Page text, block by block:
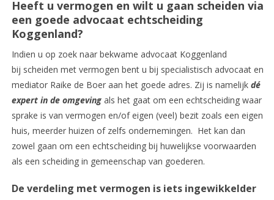
Heeft u vermogen en wilt u gaan scheiden via
een goede advocaat echtscheiding
Koggenland?
Indien u op zoek naar bekwame advocaat Koggenland
bij scheiden met vermogen bent u bij specialistisch advocaat en
mediator Raike de Boer aan het goede adres. Zij is namelijkdé
expert in de omgevingals het gaat om een echtscheiding waar
sprake is van vermogen en/of eigen (veel) bezit zoals een eigen
huis, meerder huizen of zelfs ondernemingen. Het kan dan
zowel gaan om een echtscheiding bij huwelijkse voorwaarden
als een scheiding in gemeenschap van goederen.
De verdeling met vermogen is iets ingewikkelder